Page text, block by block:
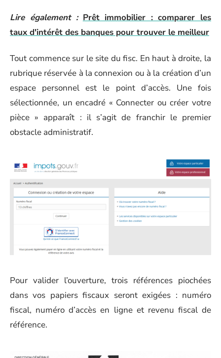
Lire également : Prêt immobilier : comparer les
taux d'intérêt des banques pour trouver le meilleur
Tout commence sur le site du fisc. En haut à droite, la
rubrique réservée à la connexion ou à la création d’un
espace personnel est le point d’accès. Une fois
sélectionnée, un encadré « Connecter ou créer votre
pièce » apparaît : il s’agit de franchir le premier
obstacle administratif.
Pour valider l’ouverture, trois références piochées
dans vos papiers fiscaux seront exigées : numéro
fiscal, numéro d’accès en ligne et revenu fiscal de
référence.